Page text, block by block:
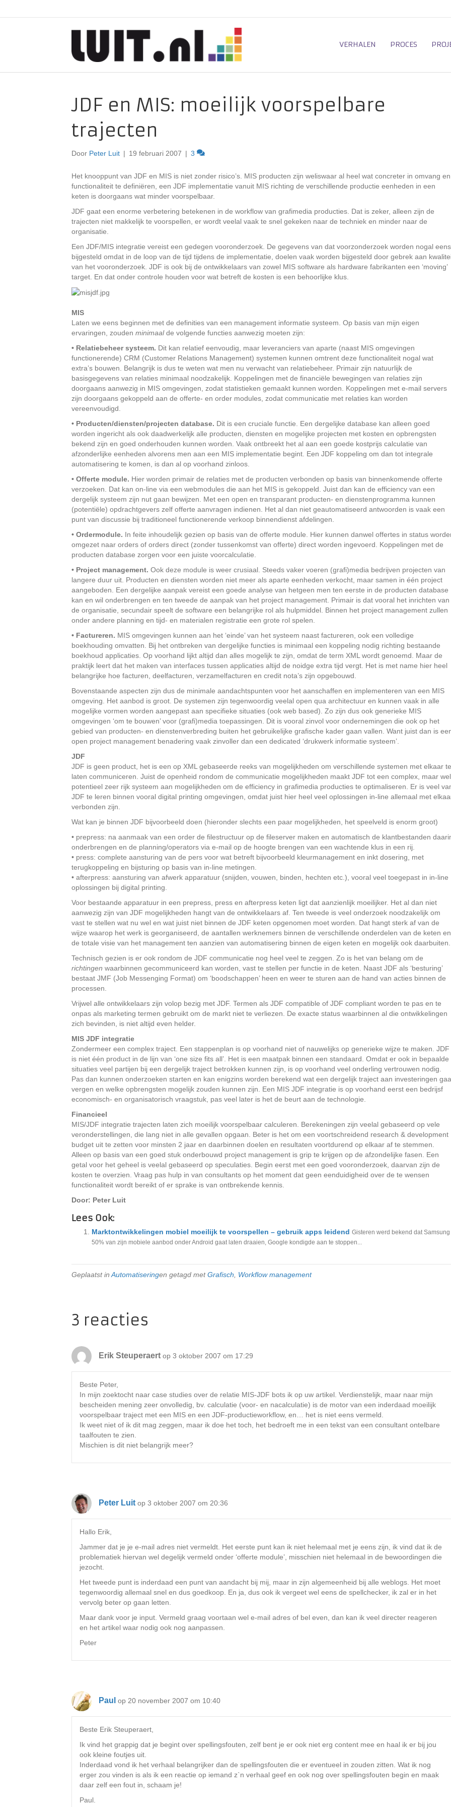
VERHALEN PROCES
JDF en MIS: moeilijk voorspelbare
trajecten
Door Peter Luit | 19 februari 2007 | 3
Het knooppunt van JDF en MIS is niet zonder risico’s. MIS producten zijn weliswaar al heel wat concreter in omvang en
functionaliteit te definiëren, een JDF implementatie vanuit MIS richting de verschillende productie eenheden in een
keten is doorgaans wat minder voorspelbaar.
JDF gaat een enorme verbetering betekenen in de workflow van grafimedia producties. Dat is zeker, alleen zijn de
trajecten niet makkelijk te voorspellen, er wordt veelal vaak te snel gekeken naar de techniek en minder naar de
organisatie.
Een JDF/MIS integratie vereist een gedegen vooronderzoek. De gegevens van dat voorzonderzoek worden nogal eens
bijgesteld omdat in de loop van de tijd tijdens de implementatie, doelen vaak worden bijgesteld door gebrek aan
van het vooronderzoek. JDF is ook bij de ontwikkelaars van zowel MIS software als hardware fabrikanten een ‘moving’
target. En dat onder controle houden voor wat betreft de kosten is een behoorlijke klus.
MIS
Laten we eens beginnen met de definities van een management informatie systeem. Op basis van mijn eigen
ervaringen, zouden minimaalde volgende functies aanwezig moeten zijn:
• Relatiebeheer systeem. Dit kan relatief eenvoudig, maar leveranciers van aparte (naast MIS omgevingen
functionerende) CRM (Customer Relations Management) systemen kunnen omtrent deze functionaliteit nogal wat
extra’s bouwen. Belangrijk is dus te weten wat men nu verwacht van relatiebeheer. Primair zijn natuurlijk de
basisgegevens van relaties minimaal noodzakelijk. Koppelingen met de financiële bewegingen van relaties zijn
doorgaans aanwezig in MIS omgevingen, zodat statistieken gemaakt kunnen worden. Koppelingen met e-mail servers
zijn doorgaans gekoppeld aan de offerte- en order modules, zodat communicatie met relaties kan worden
vereenvoudigd.
• Producten/diensten/projecten database. Dit is een cruciale functie. Een dergelijke database kan alleen goed
worden ingericht als ook daadwerkelijk alle producten, diensten en mogelijke projecten met kosten en opbrengsten
bekend zijn en goed onderhouden kunnen worden. Vaak ontbreekt het al aan een goede kostprijs calculatie van
afzonderlijke eenheden alvorens men aan een MIS implementatie begint. Een JDF koppeling om dan tot integrale
automatisering te komen, is dan al op voorhand zinloos.
• Offerte module. Hier worden primair de relaties met de producten verbonden op basis van binnenkomende offerte
verzoeken. Dat kan on-line via een webmodules die aan het MIS is gekoppeld. Juist dan kan de efficiency van een
dergelijk systeem zijn nut gaan bewijzen. Met een open en transparant producten- en dienstenprogramma kunnen
(potentiële) opdrachtgevers zelf offerte aanvragen indienen. Het al dan niet geautomatiseerd antwoorden is vaak een
punt van discussie bij traditioneel functionerende verkoop binnendienst afdelingen.
• Ordermodule. In feite inhoudelijk gezien op basis van de offerte module. Hier kunnen danwel offertes in status
omgezet naar orders of orders direct (zonder tussenkomst van offerte) direct worden ingevoerd. Koppelingen met de
producten database zorgen voor een juiste voorcalculatie.
• Project management. Ook deze module is weer crusiaal. Steeds vaker voeren (grafi)media bedrijven projecten van
langere duur uit. Producten en diensten worden niet meer als aparte eenheden verkocht, maar samen in één project
aangeboden. Een dergelijke aanpak vereist een goede analyse van hetgeen men ten eerste in de producten database
kan en wil onderbrengen en ten tweede de aanpak van het project management. Primair is dat vooral het inrichten van
de organisatie, secundair speelt de software een belangrijke rol als hulpmiddel. Binnen het project management zullen
onder andere planning en tijd- en materialen registratie een grote rol spelen.
• Factureren. MIS omgevingen kunnen aan het ‘einde’ van het systeem naast factureren, ook een volledige
boekhouding omvatten. Bij het ontbreken van dergelijke functies is minimaal een koppeling nodig richting bestaande
boekhoud applicaties. Op voorhand lijkt altijd dan alles mogelijk te zijn, omdat de term XML wordt genoemd. Maar de
praktijk leert dat het maken van interfaces tussen applicaties altijd de noidge extra tijd vergt. Het is met name hier heel
belangrijke hoe facturen, deelfacturen, verzamelfacturen en credit nota’s zijn opgebouwd.
Bovenstaande aspecten zijn dus de minimale aandachtspunten voor het aanschaffen en implementeren van een MIS
omgeving. Het aanbod is groot. De systemen zijn tegenwoordig veelal open qua architectuur en kunnen vaak in alle
mogelijke vormen worden aangepast aan specifieke situaties (ook web based). Zo zijn dus ook generieke MIS
omgevingen ‘om te bouwen’ voor (grafi)media toepassingen. Dit is vooral zinvol voor ondernemingen die ook op het
gebied van producten- en dienstenverbreding buiten het gebruikelijke grafische kader gaan vallen. Want juist dan is
open project management benadering vaak zinvoller dan een dedicated ‘drukwerk informatie systeem’.
JDF
JDF is geen product, het is een op XML gebaseerde reeks van mogelijkheden om verschillende systemen met elkaar te
laten communiceren. Juist de openheid rondom de communicatie mogelijkheden maakt JDF tot een complex, maar wel
potentieel zeer rijk systeem aan mogelijkheden om de efficiency in grafimedia producties te optimaliseren. Er is veel
JDF te leren binnen vooral digital printing omgevingen, omdat juist hier heel veel oplossingen in-line allemaal met
verbonden zijn.
Wat kan je binnen JDF bijvoorbeeld doen (hieronder slechts een paar mogelijkheden, het speelveld is enorm groot)
• prepress: na aanmaak van een order de filestructuur op de fileserver maken en automatisch de klantbestanden
onderbrengen en de planning/operators via e-mail op de hoogte brengen van een wachtende klus in een rij.
• press: complete aansturing van de pers voor wat betreft bijvoorbeeld kleurmanagement en inkt dosering, met
terugkoppeling en bijsturing op basis van in-line metingen.
• afterpress: aansturing van afwerk apparatuur (snijden, vouwen, binden, hechten etc.), vooral veel toegepast in in-line
oplossingen bij digital printing.
Voor bestaande apparatuur in een prepress, press en afterpress keten ligt dat aanzienlijk moeilijker. Het al dan niet
aanwezig zijn van JDF mogelijkheden hangt van de ontwikkelaars af. Ten tweede is veel onderzoek noodzakelijk om
vast te stellen wat nu wel en wat juist niet binnen de JDF keten opgenomen moet worden. Dat hangt sterk af van de
wijze waarop het werk is georganiseerd, de aantallen werknemers binnen de verschillende onderdelen van de keten en
de totale visie van het management ten aanzien van automatisering binnen de eigen keten en mogelijk ook daarbuiten.
Technisch gezien is er ook rondom de JDF communicatie nog heel veel te zeggen. Zo is het van belang om de
richtingen waarbinnen gecommuniceerd kan worden, vast te stellen per functie in de keten. Naast JDF als ‘besturing’
bestaat JMF (Job Messenging Format) om ‘boodschappen’ heen en weer te sturen aan de hand van acties binnen de
processen.
Vrijwel alle ontwikkelaars zijn volop bezig met JDF. Termen als JDF compatible of JDF compliant worden te pas en te
onpas als marketing termen gebruikt om de markt niet te verliezen. De exacte status waarbinnen al die ontwikkelingen
zich bevinden, is niet altijd even helder.
MIS JDF integratie
Zondermeer een complex traject. Een stappenplan is op voorhand niet of nauwelijks op generieke wijze te maken. JDF
is niet één product in de lijn van ‘one size fits all’. Het is een maatpak binnen een standaard. Omdat er ook in bepaalde
situaties veel partijen bij een dergelijk traject betrokken kunnen zijn, is op voorhand veel onderling vertrouwen nodig.
Pas dan kunnen onderzoeken starten en kan enigzins worden berekend wat een dergelijk traject aan investeringen
vergen en welke opbrengsten mogelijk zouden kunnen zijn. Een MIS JDF integratie is op voorhand eerst een bedrijsf
economisch- en organisatorisch vraagstuk, pas veel later is het de beurt aan de technologie.
Financieel
MIS/JDF integratie trajecten laten zich moeilijk voorspelbaar calculeren. Berekeningen zijn veelal gebaseerd op vele
veronderstellingen, die lang niet in alle gevallen opgaan. Beter is het om een voortschreidend research & development
budget uit te zetten voor minsten 2 jaar en daarbinnen doelen en resultaten voortdurend op elkaar af te stemmen.
Alleen op basis van een goed stuk onderbouwd project management is grip te krijgen op de afzondelijke fasen. Een
getal voor het geheel is veelal gebaseerd op speculaties. Begin eerst met een goed vooronderzoek, daarvan zijn de
kosten te overzien. Vraag pas hulp in van consultants op het moment dat geen eenduidigheid over de te wensen
functionaliteit wordt bereikt of er sprake is van ontbrekende kennis.
Door: Peter Luit
Lees Ook:
Marktontwikkelingen mobiel moeilijk te voorspellen – gebruik apps leidend Gisteren werd bekend dat Samsung
50% van zijn mobiele aanbod onder Android gaat laten draaien, Google kondigde aan te stoppen...
Geplaatst inAutomatiseringen getagd metGrafisch, Workflow management
3 reacties
Erik Steuperaert op 3 oktober 2007 om 17:29
Beste Peter,
In mijn zoektocht naar case studies over de relatie MIS-JDF bots ik op uw artikel. Verdienstelijk, maar naar mijn
bescheiden mening zeer onvolledig, bv. calculatie (voor- en nacalculatie) is de motor van een inderdaad moeilijk
voorspelbaar traject met een MIS en een JDF-productieworkflow, en… het is niet eens vermeld.
Ik weet niet of ik dit mag zeggen, maar ik doe het toch, het bedroeft me in een tekst van een consultant ontelbare
taalfouten te zien.
Mischien is dit niet belangrijk meer?
Peter Luit op 3 oktober 2007 om 20:36
Hallo Erik,
Jammer dat je je e-mail adres niet vermeldt. Het eerste punt kan ik niet helemaal met je eens zijn, ik vind dat ik de
problematiek hiervan wel degelijk vermeld onder ‘offerte module’, misschien niet helemaal in de bewoordingen die
jezocht.
Het tweede punt is inderdaad een punt van aandacht bij mij, maar in zijn algemeenheid bij alle weblogs. Het moet
tegenwoordig allemaal snel en dus goedkoop. En ja, dus ook ik vergeet wel eens de spellchecker, ik zal er in het
vervolg beter op gaan letten.
Maar dank voor je input. Vermeld graag voortaan wel e-mail adres of bel even, dan kan ik veel directer reageren
en het artikel waar nodig ook nog aanpassen.
Peter
Paul op 20 november 2007 om 10:40
Beste Erik Steuperaert,
Ik vind het grappig dat je begint over spellingsfouten, zelf bent je er ook niet erg content mee en haal ik er bij jou
ook kleine foutjes uit.
Inderdaad vond ik het verhaal belangrijker dan de spellingsfouten die er eventueel in zouden zitten. Wat ik nog
erger zou vinden is als ik een reactie op iemand z`n verhaal geef en ook nog over spellingsfouten begin en maak
daar zelf een fout in, schaam je!
Paul.